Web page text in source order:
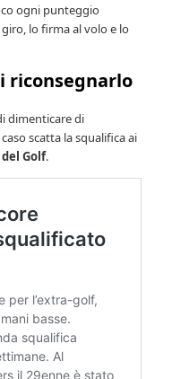
ogni punteggio
lo firma al volo e lo
riconsegnarlo
dimenticare di
scatta la squalifica ai
Golf.